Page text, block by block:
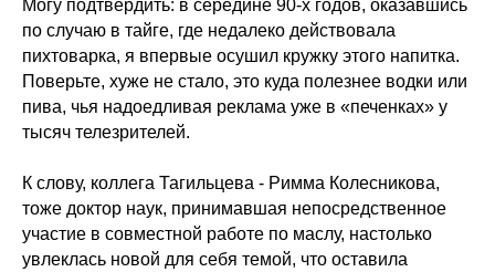
Могу подтвердить: в середине 90-х годов, оказавшись
по случаю в тайге, где недалеко действовала
пихтоварка, я впервые осушил кружку этого напитка.
Поверьте, хуже не стало, это куда полезнее водки или
пива, чья надоедливая реклама уже в «печенках» у
тысяч телезрителей.
К слову, коллега Тагильцева - Римма Колесникова,
тоже доктор наук, принимавшая непосредственное
участие в совместной работе по маслу, настолько
увлеклась новой для себя темой, что оставила